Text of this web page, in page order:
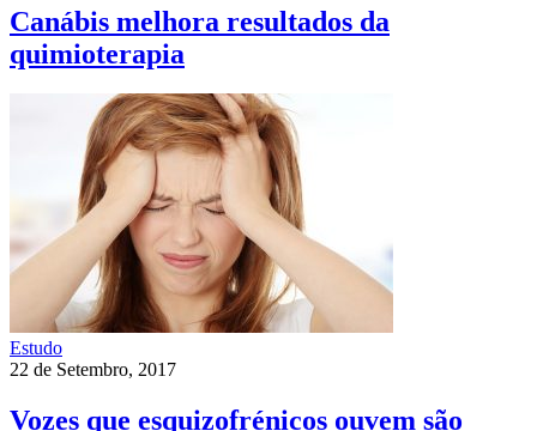
Canábis melhora resultados da
quimioterapia
Estudo
22 de Setembro, 2017
Vozes que esquizofrénicos ouvem são